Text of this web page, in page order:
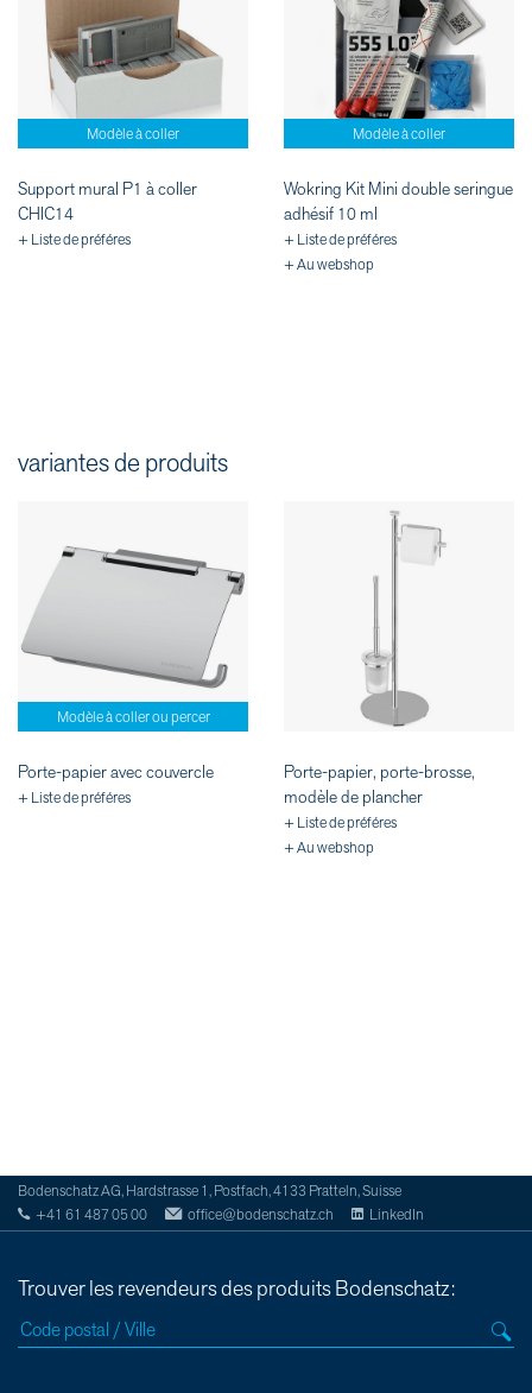
Modèle à coller
Support mural P1 à coller
CHIC14
+ Liste de préféres
Modèle à coller
Wokring Kit Mini double seringue
adhésif 10 ml
+ Liste de préféres
+ Au webshop
variantes de produits
Modèle à coller ou percer
Porte-papier avec couvercle
+ Liste de préféres
Porte-papier, porte-brosse,
modèle de plancher
+ Liste de préféres
+ Au webshop
Bodenschatz AG, Hardstrasse 1, Postfach, 4133 Pratteln, Suisse
+41 61 487 05 00
office@bodenschatz.ch LinkedIn
Trouver les revendeurs des produits Bodenschatz: